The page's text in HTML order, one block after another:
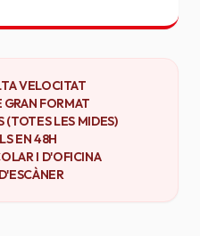
VELOCITAT
FORMAT
(TOTES LES MIDES)
EN 48H
I D'OFICINA